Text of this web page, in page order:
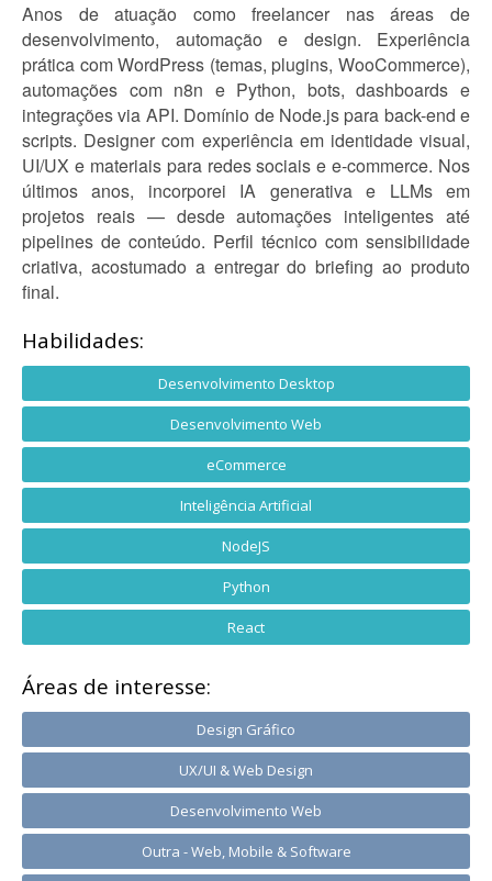
Anos de atuação como freelancer nas áreas de
desenvolvimento, automação e design. Experiência
prática com WordPress (temas, plugins, WooCommerce),
automações com n8n e Python, bots, dashboards e
integrações via API. Domínio de Node.js para back-end e
scripts. Designer com experiência em identidade visual,
UI/UX e materiais para redes sociais e e-commerce. Nos
últimos anos, incorporei IA generativa e LLMs em
projetos reais — desde automações inteligentes até
pipelines de conteúdo. Perfil técnico com sensibilidade
criativa, acostumado a entregar do briefing ao produto
final.
Habilidades:
Desenvolvimento Desktop
Desenvolvimento Web
eCommerce
Inteligência Artificial
NodeJS
Python
React
Áreas de interesse:
Design Gráfico
UX/UI & Web Design
Desenvolvimento Web
Outra - Web, Mobile & Software